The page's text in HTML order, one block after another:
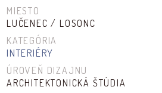
MIESTO
LUČENEC / LOSONC
KATEGÓRIA
INTERIÉRY
ÚROVEŇ DIZAJNU
ARCHITEKTONICKÁ ŠTÚDIA